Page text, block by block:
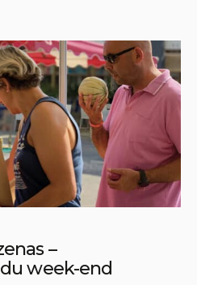
–
week-end